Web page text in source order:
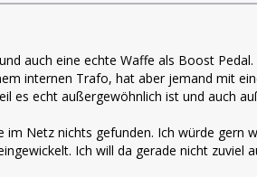
auch eine echte Waffe als Boost Pedal.
internen Trafo, hat aber jemand mit
es echt außergewöhnlich ist und auch
Netz nichts gefunden. Ich würde gern
Ich will da gerade nicht zuviel